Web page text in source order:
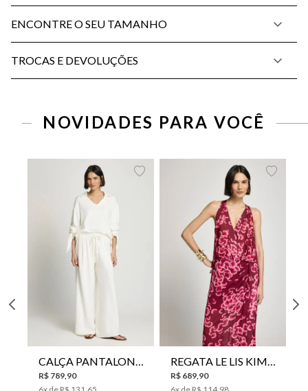
ENCONTRE O SEU TAMANHO
TROCAS E DEVOLUÇÕES
NOVIDADES PARA VOCÊ
G
CALÇA PANTALONA LE LIS HORI FEMININA
R$ 789,90
REGATA LE LIS KIMI FEMININA
R$ 689,90